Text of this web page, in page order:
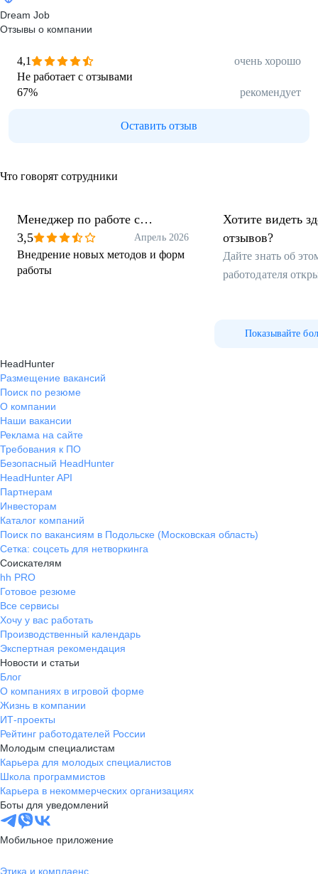
Dream Job
Отзывы о компании
4,1
очень хорошо
Не работает с отзывами
67% рекомендует
Оставить отзыв
Что говорят сотрудники
Менеджер по работе с
клиентами
3,5 Апрель 2026
Внедрение новых методов и форм
работы
Хотите видеть
отзывов?
Дайте знать об
работодателя
Показывайте
HeadHunter
Размещение вакансий
Поиск по резюме
О компании
Наши вакансии
Реклама на сайте
Требования к ПО
Безопасный HeadHunter
HeadHunter API
Партнерам
Инвесторам
Каталог компаний
Поиск по вакансиям в Подольске (Московская область)
Сетка: соцсеть для нетворкинга
Соискателям
hh PRO
Готовое резюме
Все сервисы
Хочу у вас работать
Производственный календарь
Экспертная рекомендация
Новости и статьи
Блог
О компаниях в игровой форме
Жизнь в компании
ИТ-проекты
Рейтинг работодателей России
Молодым специалистам
Карьера для молодых специалистов
Школа программистов
Карьера в некоммерческих организациях
Боты для уведомлений
Мобильное приложение
Этика и комплаенс